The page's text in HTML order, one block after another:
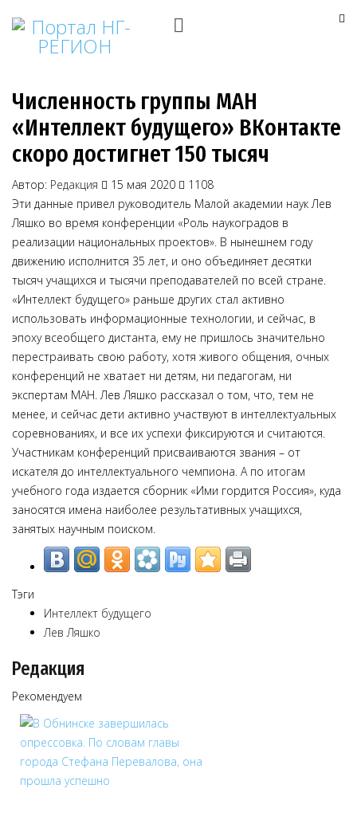
Численность группы МАН
«Интеллект будущего» ВКонтакте
скоро достигнет 150 тысяч
Автор: Редакция 15 мая 2020
1108
Эти данные привел руководитель Малой академии наук Лев
Ляшко во время конференции «Роль наукоградов в
реализации национальных проектов». В нынешнем году
движению исполнится 35 лет, и оно объединяет десятки
тысяч учащихся и тысячи преподавателей по всей стране.
«Интеллект будущего» раньше других стал активно
использовать информационные технологии, и сейчас, в
эпоху всеобщего дистанта, ему не пришлось значительно
перестраивать свою работу, хотя живого общения, очных
конференций не хватает ни детям, ни педагогам, ни
экспертам МАН. Лев Ляшко рассказал о том, что, тем не
менее, и сейчас дети активно участвуют в интеллектуальных
соревнованиях, и все их успехи фиксируются и считаются.
Участникам конференций присваиваются звания – от
искателя до интеллектуального чемпиона. А по итогам
учебного года издается сборник «Ими гордится Россия», куда
заносятся имена наиболее результативных учащихся,
занятых научным поиском.
Тэги
Интеллект будущего
Лев Ляшко
Редакция
Рекомендуем